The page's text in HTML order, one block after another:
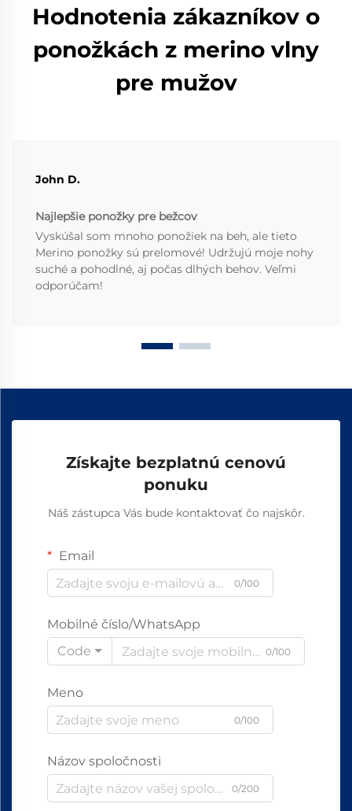
Hodnotenia zákazníkov o
ponožkách z merino vlny
pre mužov
John D.
Najlepšie ponožky pre bežcov
Vyskúšal som mnoho ponožiek na beh, ale tieto
Merino ponožky sú prelomové! Udržujú moje nohy
suché a pohodlné, aj počas dlhých behov. Veľmi
odporúčam!
Získajte bezplatnú cenovú
ponuku
Náš zástupca Vás bude kontaktovať čo najskôr.
Email
0/100
Mobilné číslo/WhatsApp
Code
0/100
Meno
0/100
Názov spoločnosti
0/200